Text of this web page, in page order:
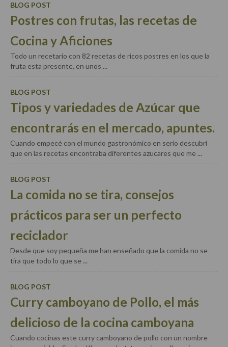
Quínoa
Pasta
Arroces Y fideuás
Cuscús
Plato principal
Aves
Carne
Pescado y Marisco
Postres y dulces
Postres con frutas
Salazones y encurtidos
Recetas Especiales
Recetas de Cuaresma
BLOG POST
Postres con frutas, las recetas de
Cocina y Aficiones
Todo un recetario con 82 recetas de ricos postres en los que la
fruta esta presente, en unos ...
BLOG POST
Tipos y variedades de Azúcar que
encontrarás en el mercado, apuntes.
Cuando empecé con el mundo gastronómico en serio descubrí
que en las recetas encontraba diferentes azucares que me ...
BLOG POST
La comida no se tira, consejos
prácticos para ser un perfecto
reciclador
Desde que soy pequeña me han enseñado que la comida no se
tira que todo lo que se ...
BLOG POST
Curry camboyano de Pollo, el más
delicioso de la cocina camboyana
Cuando cocinas este curry camboyano de pollo con un nombre